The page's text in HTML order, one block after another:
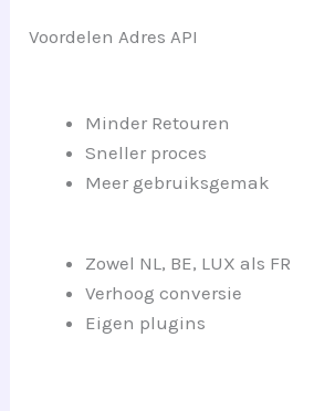
Voordelen Adres API
Minder Retouren
Sneller proces
Meer gebruiksgemak
Zowel NL, BE, LUX als FR
Verhoog conversie
Eigen plugins